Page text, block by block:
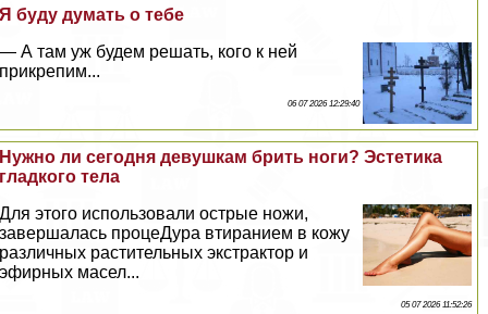
Я буду думать о тебе
— А там уж будем решать, кого к ней
прикрепим...
06 07 2026 12:29:40
Нужно ли сегодня дeвyшкам брить ноги? Эстетика
гладкого тела
Для этого использовали острые ножи,
завершалась процеДypa втиранием в кожу
различных растительных экстpaктор и
эфирных масел...
05 07 2026 11:52:26